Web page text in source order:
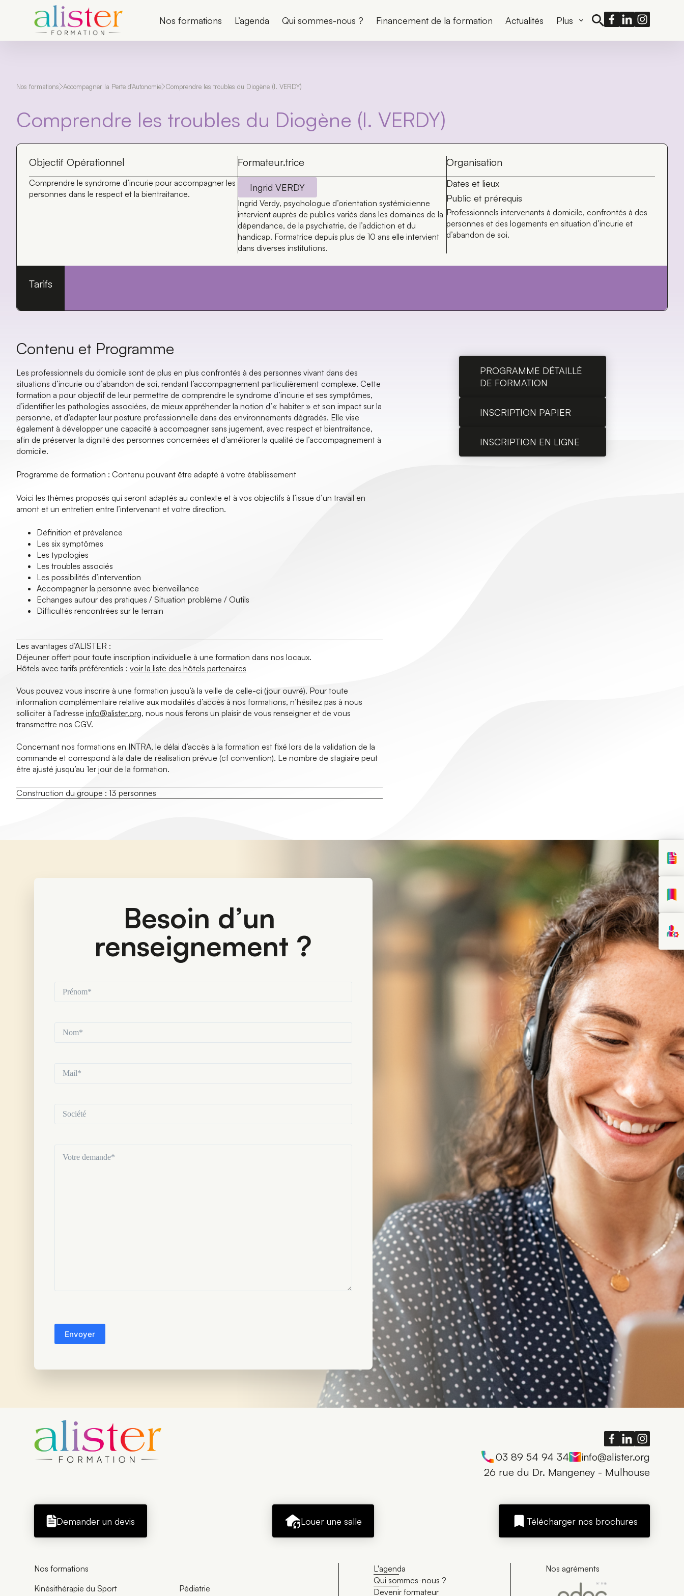
Nos formations L’agenda Qui sommes-nous ? Financement de la formation Actualités Plus
Nos formations Accompagner la Perte d'Autonomie Comprendre les troubles du Diogène (I. VERDY)
Comprendre les troubles du Diogène (I. VERDY)
Objectif Opérationnel
Comprendre le syndrome d’incurie pour accompagner les
personnes dans le respect et la bientraitance.
Formateur.trice
Ingrid VERDY
Ingrid Verdy, psychologue d’orientation systémicienne
intervient auprès de publics variés dans les domaines de la
dépendance, de la psychiatrie, de l’addiction et du
handicap. Formatrice depuis plus de 10 ans elle intervient
dans diverses institutions.
Organisation
Dates et lieux
Public et prérequis
Professionnels intervenants à domicile, confrontés à des
personnes et des logements en situation d’incurie et
d’abandon de soi.
Tarifs
Contenu et Programme
Les professionnels du domicile sont de plus en plus confrontés à des personnes vivant dans des
situations d’incurie ou d’abandon de soi, rendant l’accompagnement particulièrement complexe. Cette
formation a pour objectif de leur permettre de comprendre le syndrome d’incurie et ses symptômes,
d’identifier les pathologies associées, de mieux appréhender la notion d’« habiter » et son impact sur la
personne, et d’adapter leur posture professionnelle dans des environnements dégradés. Elle vise
également à développer une capacité à accompagner sans jugement, avec respect et bientraitance,
afin de préserver la dignité des personnes concernées et d’améliorer la qualité de l’accompagnement à
domicile.
Programme de formation : Contenu pouvant être adapté à votre établissement
Voici les thèmes proposés qui seront adaptés au contexte et à vos objectifs à l’issue d’un travail en
amont et un entretien entre l’intervenant et votre direction.
Définition et prévalence
Les six symptômes
Les typologies
Les troubles associés
Les possibilités d’intervention
Accompagner la personne avec bienveillance
Echanges autour des pratiques / Situation problème / Outils
Difficultés rencontrées sur le terrain
Les avantages d’ALISTER :
Déjeuner offert pour toute inscription individuelle à une formation dans nos locaux.
Hôtels avec tarifs préférentiels : voir la liste des hôtels partenaires
Vous pouvez vous inscrire à une formation jusqu’à la veille de celle-ci (jour ouvré). Pour toute
information complémentaire relative aux modalités d’accès à nos formations, n’hésitez pas à nous
solliciter à l’adresse info@alister.org, nous nous ferons un plaisir de vous renseigner et de vous
transmettre nos CGV.
Concernant nos formations en INTRA, le délai d’accès à la formation est fixé lors de la validation de la
commande et correspond à la date de réalisation prévue (cf convention). Le nombre de stagiaire peut
être ajusté jusqu’au 1er jour de la formation.
Construction du groupe : 13 personnes
PROGRAMME DÉTAILLÉ
DE FORMATION
INSCRIPTION PAPIER
INSCRIPTION EN LIGNE
Besoin d’un
renseignement ?
(Nécessaire)
(Nécessaire)
(Nécessaire)
demande(Nécessaire)
03 89 54 94 34
info@alister.org
26 rue du Dr. Mangeney - Mulhouse
Demander un devis Louer une salle Télécharger nos brochures
Nos formations
Kinésithérapie du Sport
Pédiatrie
L'agenda
Qui sommes-nous ?
Devenir formateur
Nos agréments